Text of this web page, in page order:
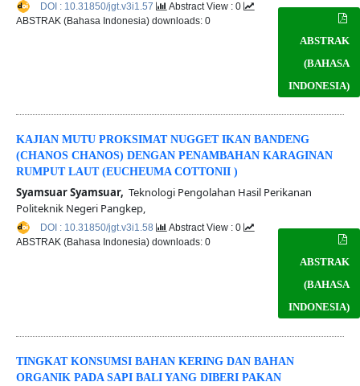
ABSTRAK
(BAHASA
INDONESIA)
DOI : 10.31850/jgt.v3i1.57
Abstract View : 0
ABSTRAK (Bahasa Indonesia) downloads: 0
KAJIAN MUTU PROKSIMAT NUGGET IKAN BANDENG
(CHANOS CHANOS) DENGAN PENAMBAHAN KARAGINAN
RUMPUT LAUT (EUCHEUMA COTTONII )
Syamsuar Syamsuar, Teknologi Pengolahan Hasil Perikanan
Politeknik Negeri Pangkep,
ABSTRAK
(BAHASA
INDONESIA)
DOI : 10.31850/jgt.v3i1.58
Abstract View : 0
ABSTRAK (Bahasa Indonesia) downloads: 0
TINGKAT KONSUMSI BAHAN KERING DAN BAHAN
ORGANIK PADA SAPI BALI YANG DIBERI PAKAN